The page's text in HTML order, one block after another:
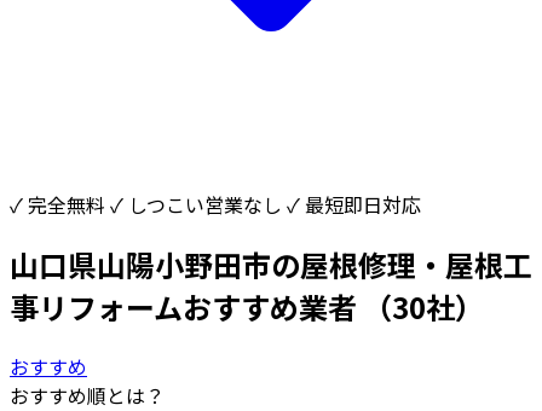
✓ 完全無料 ✓ しつこい営業なし ✓ 最短即日対応
山口県山陽小野田市の屋根修理・屋根工
事リフォームおすすめ業者
（30社）
おすすめ
おすすめ順とは？